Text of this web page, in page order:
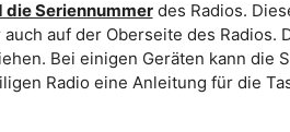
Seriennummerdes Radios.
auf der Oberseite des Radios.
Bei einigen Geräten kann die
Radio eine Anleitung für die